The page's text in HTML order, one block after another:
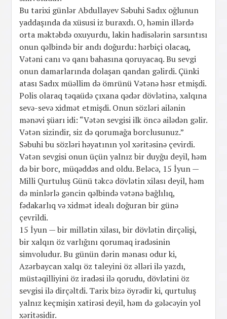
Bu tarixi günlər Abdullayev Səbuhi Sadıx oğlunun
yaddaşında da xüsusi iz buraxdı. O, həmin illərdə
orta məktəbdə oxuyurdu, lakin hadisələrin sarsıntısı
onun qəlbində bir andı doğurdu: hərbiçi olacaq,
Vətəni canı və qanı bahasına qoruyacaq. Bu sevgi
onun damarlarında dolaşan qandan gəlirdi. Çünki
atası Sadıx müəllim də ömrünü Vətənə həsr etmişdi.
Polis olaraq təqaüdə çıxana qədər dövlətinə, xalqına
sevə-sevə xidmət etmişdi. Onun sözləri ailənin
mənəvi şüarı idi: “Vətən sevgisi ilk öncə ailədən gəlir.
Vətən sizindir, siz də qorumağa borclusunuz.”
Səbuhi bu sözləri həyatının yol xəritəsinə çevirdi.
Vətən sevgisi onun üçün yalnız bir duyğu deyil, həm
də bir borc, müqəddəs and oldu. Beləcə, 15 İyun —
Milli Qurtuluş Günü təkcə dövlətin xilası deyil, həm
də minlərlə gəncin qəlbində vətənə bağlılıq,
fədakarlıq və xidmət idealı doğuran bir günə
çevrildi.
15 İyun — bir millətin xilası, bir dövlətin dirçəlişi,
bir xalqın öz varlığını qorumaq iradəsinin
simvoludur. Bu günün dərin mənası odur ki,
Azərbaycan xalqı öz taleyini öz əlləri ilə yazdı,
müstəqilliyini öz iradəsi ilə qorudu, dövlətini öz
sevgisi ilə dirçəltdi. Tarix bizə öyrədir ki, qurtuluş
yalnız keçmişin xatirəsi deyil, həm də gələcəyin yol
xəritəsidir.